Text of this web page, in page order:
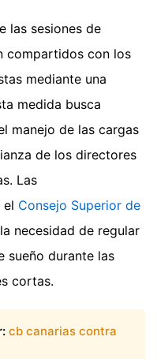
las sesiones de
compartidos con los
mediante una
medida busca
manejo de las cargas
de los directores
Las
el Consejo Superior de
necesidad de regular
sueño durante las
cortas.
cb canarias contra